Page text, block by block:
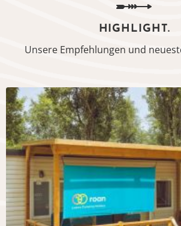
HIGHLIGHT.
Unsere Empfehlungen und